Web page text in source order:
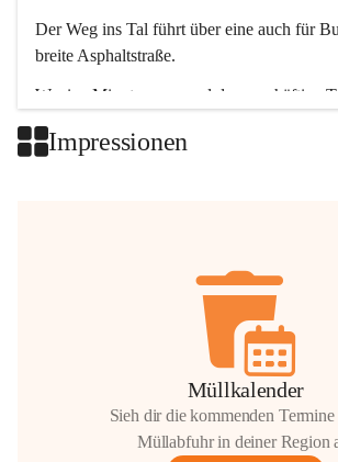
Der Weg ins Tal führt über eine auch für
breite Asphaltstraße.
Wenige Minuten nur, und das geschäftige
Impressionen
Müllkalender
Sieh dir die kommenden
Müllabfuhr in deiner Region